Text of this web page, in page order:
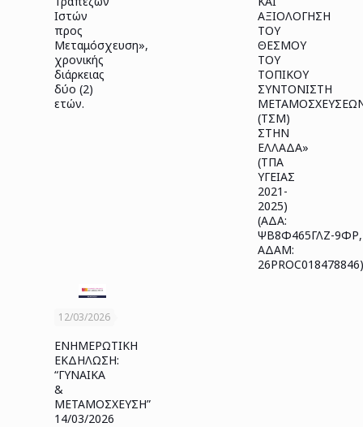
Ιστών
προς
Μεταμόσχευση»,
χρονικής
διάρκειας
δύο (2)
ετών.
ΑΞΙΟΛΟΓΗΣΗ
ΤΟΥ
ΘΕΣΜΟΥ
ΤΟΥ
ΤΟΠΙΚΟΥ
ΣΥΝΤΟΝΙΣΤΗ
(ΤΣΜ)
ΣΤΗΝ
ΕΛΛΑΔΑ»
(ΤΠΑ
ΥΓΕΙΑΣ
2021-
2025)
(ΑΔΑ:
ΨΒ8Φ465ΓΛΖ-9ΦΡ,
ΑΔΑΜ:
26PROC018478846)
12/03/2026
ΕΝΗΜΕΡΩΤΙΚΗ
ΕΚΔΗΛΩΣΗ:
“ΓΥΝΑΙΚΑ
&
ΜΕΤΑΜΟΣΧΕΥΣΗ”
14/03/2026